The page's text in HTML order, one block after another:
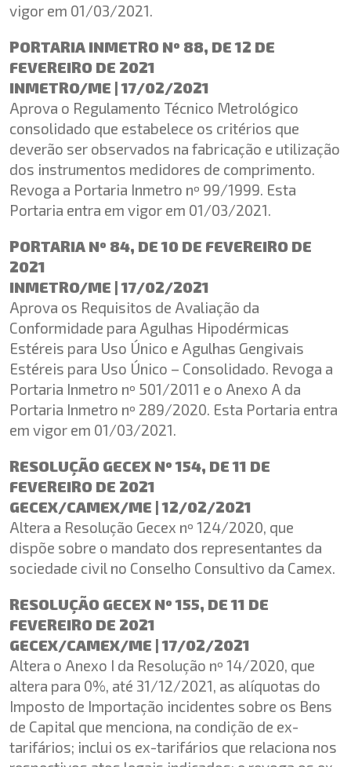
vigor em 01/03/2021.
PORTARIA INMETRO Nº 88, DE 12 DE
FEVEREIRO DE 2021
INMETRO/ME | 17/02/2021
Aprova o Regulamento Técnico Metrológico
consolidado que estabelece os critérios que
deverão ser observados na fabricação e utilização
dos instrumentos medidores de comprimento.
Revoga a Portaria Inmetro nº 99/1999. Esta
Portaria entra em vigor em 01/03/2021.
PORTARIA Nº 84, DE 10 DE FEVEREIRO DE
2021
INMETRO/ME | 17/02/2021
Aprova os Requisitos de Avaliação da
Conformidade para Agulhas Hipodérmicas
Estéreis para Uso Único e Agulhas Gengivais
Estéreis para Uso Único – Consolidado. Revoga a
Portaria Inmetro nº 501/2011 e o Anexo A da
Portaria Inmetro nº 289/2020. Esta Portaria entra
em vigor em 01/03/2021.
RESOLUÇÃO GECEX Nº 154, DE 11 DE
FEVEREIRO DE 2021
GECEX/CAMEX/ME | 12/02/2021
Altera a Resolução Gecex nº 124/2020, que
dispõe sobre o mandato dos representantes da
sociedade civil no Conselho Consultivo da Camex.
RESOLUÇÃO GECEX Nº 155, DE 11 DE
FEVEREIRO DE 2021
GECEX/CAMEX/ME | 17/02/2021
Altera o Anexo I da Resolução nº 14/2020, que
altera para 0%, até 31/12/2021, as alíquotas do
Imposto de Importação incidentes sobre os Bens
de Capital que menciona, na condição de ex-
tarifários; inclui os ex-tarifários que relaciona nos